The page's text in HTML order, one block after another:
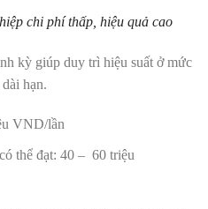
chi phí thấp, hiệu quả cao
kỳ giúp duy trì hiệu suất ở mức
hạn.
VND/lần
thể đạt: 40 – 60 triệu